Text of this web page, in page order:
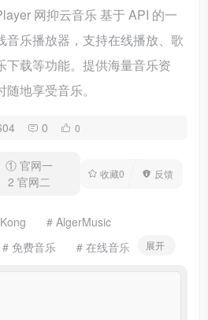
网抑云音乐 基于 API 的一
音乐播放器，支持在线播放、歌
下载等功能。提供海量音乐资
地享受音乐。
0 0
① 官网一
2 官网二
收藏0 反馈
# AlgerMusic
# 免费音乐
# 在线音乐
展开